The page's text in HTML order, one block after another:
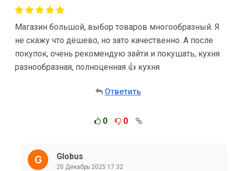
Магазин большой, выбор товаров многообразный. Я
не скажу что дёшево, но зато качественно. А после
покупок, очень рекомендую зайти и покушать, кухня
разнообразная, полноценная 👍 кухня
Ответить
0 0
Globus
20 Декабрь 2025 17:32